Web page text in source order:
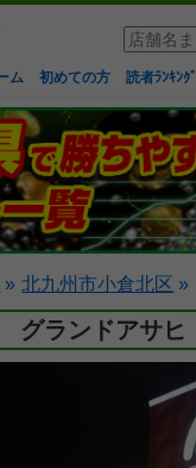
ム 初めての方 読者ﾗﾝｷﾝｸﾞ
» 北九州市小倉北区 »
グランドアサヒ